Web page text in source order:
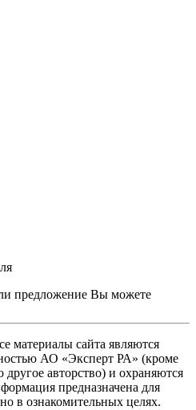
предложение Вы можете
материалы сайта являются
АО «Эксперт РА» (кроме
другое авторство) и охраняются
предназначена для
в ознакомительных целях.